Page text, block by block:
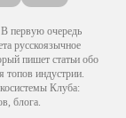
первую очередь
русскоязычное
пишет статьи обо
топов индустрии.
Клуба:
блога.